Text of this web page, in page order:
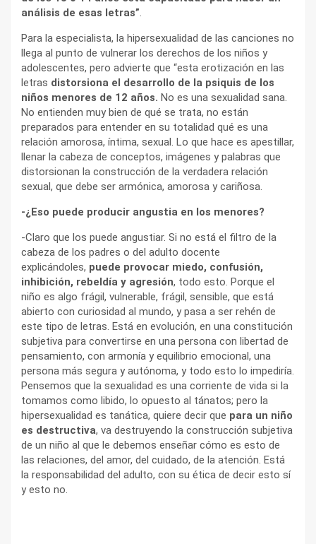
análisis de esas letras”.
Para la especialista, la hipersexualidad de las canciones no
llega al punto de vulnerar los derechos de los niños y
adolescentes, pero advierte que “esta erotización en las
letras distorsiona el desarrollo de la psiquis de los
niños menores de 12 años. No es una sexualidad sana.
No entienden muy bien de qué se trata, no están
preparados para entender en su totalidad qué es una
relación amorosa, íntima, sexual. Lo que hace es apestillar,
llenar la cabeza de conceptos, imágenes y palabras que
distorsionan la construcción de la verdadera relación
sexual, que debe ser armónica, amorosa y cariñosa.
-¿Eso puede producir angustia en los menores?
-Claro que los puede angustiar. Si no está el filtro de la
cabeza de los padres o del adulto docente
explicándoles, puede provocar miedo, confusión,
inhibición, rebeldía y agresión, todo esto. Porque el
niño es algo frágil, vulnerable, frágil, sensible, que está
abierto con curiosidad al mundo, y pasa a ser rehén de
este tipo de letras. Está en evolución, en una constitución
subjetiva para convertirse en una persona con libertad de
pensamiento, con armonía y equilibrio emocional, una
persona más segura y autónoma, y todo esto lo impediría.
Pensemos que la sexualidad es una corriente de vida si la
tomamos como libido, lo opuesto al tánatos; pero la
hipersexualidad es tanática, quiere decir que para un niño
es destructiva, va destruyendo la construcción subjetiva
de un niño al que le debemos enseñar cómo es esto de
las relaciones, del amor, del cuidado, de la atención. Está
la responsabilidad del adulto, con su ética de decir esto sí
y esto no.